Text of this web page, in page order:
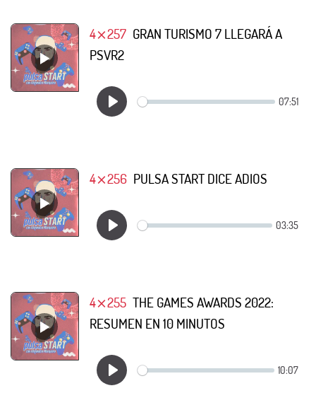
4⨯257 GRAN TURISMO 7 LLEGARÁ A
PSVR2
4⨯256 PULSA START DICE ADIOS
4⨯255 THE GAMES AWARDS 2022:
RESUMEN EN 10 MINUTOS